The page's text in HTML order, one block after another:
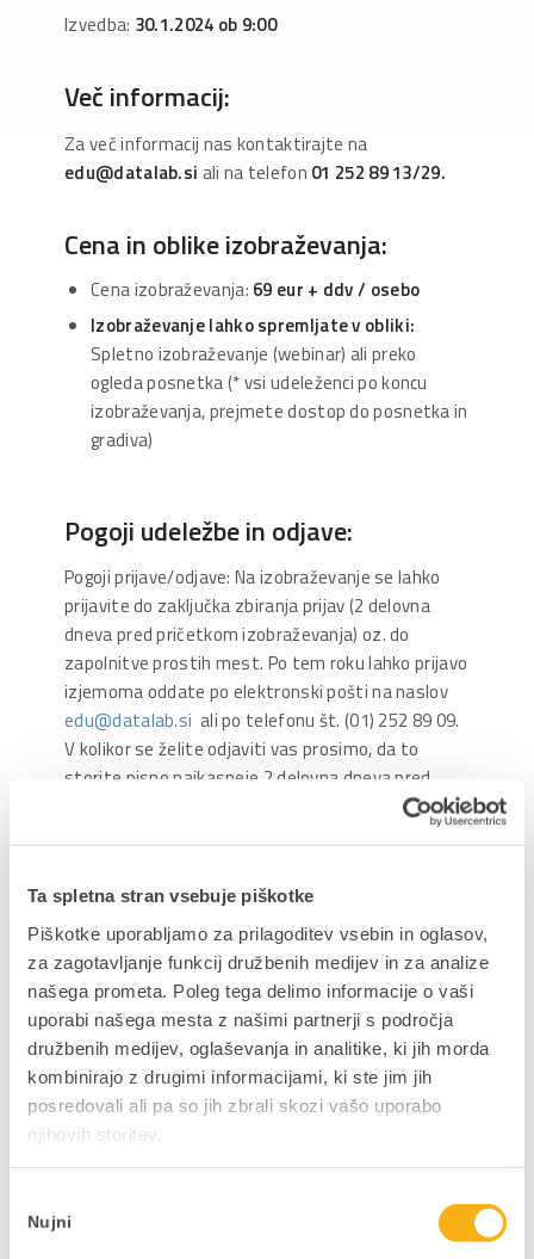
Ta spletna stran vsebuje piškotke
Piškotke uporabljamo za prilagoditev vsebin in oglasov,
za zagotavljanje funkcij družbenih medijev in za analize
našega prometa. Poleg tega delimo informacije o vaši
uporabi našega mesta z našimi partnerji s področja
družbenih medijev, oglaševanja in analitike, ki jih morda
kombinirajo z drugimi informacijami, ki ste jim jih
posredovali ali pa so jih zbrali skozi vašo uporabo
njihovih storitev.
soglasja
Nujni
Izvedba: 30.1.2024 ob 9:00
Več informacij:
Za več informacij nas kontaktirajte na
edu@datalab.si ali na telefon 01 252 89 13/29.
Cena in oblike izobraževanja:
Cena izobraževanja: 69 eur + ddv / osebo
Izobraževanje lahko spremljate v obliki:
Spletno izobraževanje (webinar) ali preko
ogleda posnetka (* vsi udeleženci po koncu
izobraževanja, prejmete dostop do posnetka in
gradiva)
Pogoji udeležbe in odjave:
Pogoji prijave/odjave: Na izobraževanje se lahko
prijavite do zaključka zbiranja prijav (2 delovna
dneva pred pričetkom izobraževanja) oz. do
zapolnitve prostih mest. Po tem roku lahko prijavo
izjemoma oddate po elektronski pošti na naslov
edu@datalab.si ali po telefonu št. (01) 252 89 09.
V kolikor se želite odjaviti vas prosimo, da to
storite pisno najkasneje 2 delovna dneva pred
. V primeru nepravočasne odjave
celotno vrednost zneska.
Pridržujemo si pravico do spremembe terminov,
oblike izvedbe izobraževanj in vsebine
izobraževanj! Vse pravice pridržane.
Predavatelj: